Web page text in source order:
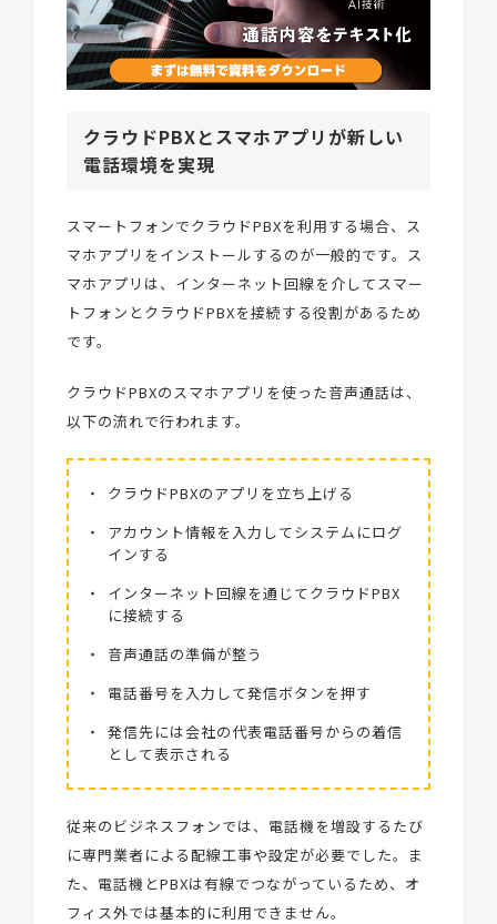
クラウドPBXとスマホアプリが新しい
電話環境を実現
スマートフォンでクラウドPBXを利用する場合、ス
マホアプリをインストールするのが一般的です。ス
マホアプリは、インターネット回線を介してスマー
トフォンとクラウドPBXを接続する役割があるため
です。
クラウドPBXのスマホアプリを使った音声通話は、
以下の流れで行われます。
クラウドPBXのアプリを立ち上げる
アカウント情報を入力してシステムにログ
インする
インターネット回線を通じてクラウドPBX
に接続する
音声通話の準備が整う
電話番号を入力して発信ボタンを押す
発信先には会社の代表電話番号からの着信
として表示される
従来のビジネスフォンでは、電話機を増設するたび
に専門業者による配線工事や設定が必要でした。ま
た、電話機とPBXは有線でつながっているため、オ
フィス外では基本的に利用できません。